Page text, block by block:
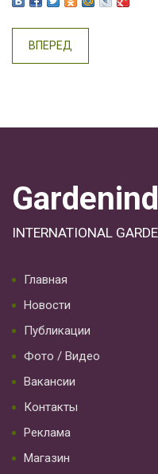
ВПЕРЕД
INTERNATIONAL
Главная
Новости
Публикации
Фото / Видео
Вакансии
Контакты
Реклама
Магазин